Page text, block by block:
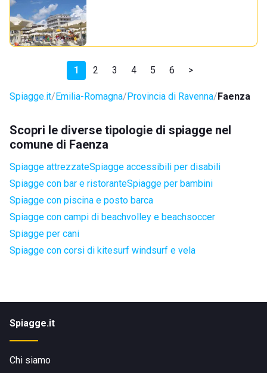
1 2 3 4 5 6 >
Spiagge.it Emilia-Romagna Provincia di Ravenna Faenza
Scopri le diverse tipologie di spiagge nel
comune di Faenza
Spiagge attrezzateSpiagge accessibili per disabili
Spiagge con bar e ristoranteSpiagge per bambini
Spiagge con piscina e posto barca
Spiagge con campi di beachvolley e beachsoccer
Spiagge per cani
Spiagge con corsi di kitesurf windsurf e vela
Spiagge.it
Chi siamo